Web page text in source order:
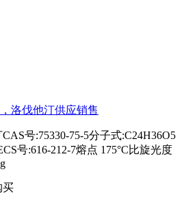
洛伐他汀供应销售
号:75330-75-5分子式:C24H36O5
号:616-212-7熔点 175°C比旋光度
买